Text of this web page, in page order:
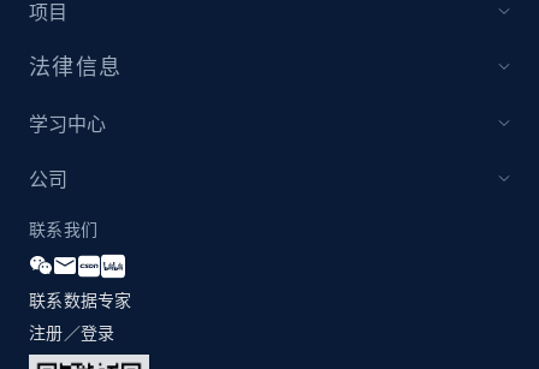
项目
法律信息
学习中心
公司
联系我们
联系数据专家
注册／登录